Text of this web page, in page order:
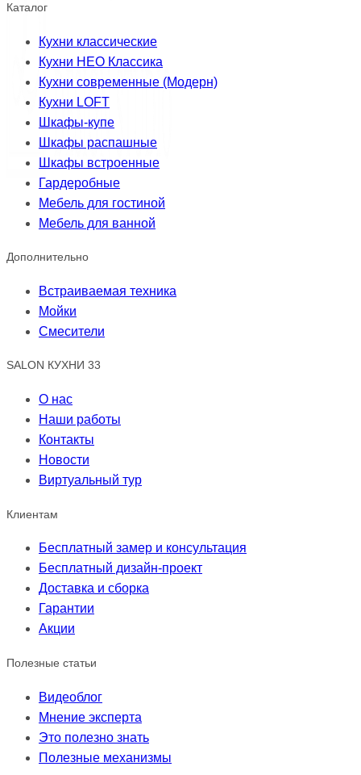
Каталог
Кухни классические
Кухни НЕО Классика
Кухни современные (Модерн)
Кухни LOFT
Шкафы-купе
Шкафы распашные
Шкафы встроенные
Гардеробные
Мебель для гостиной
Мебель для ванной
Дополнительно
Встраиваемая техника
Мойки
Смесители
SALON КУХНИ 33
О нас
Наши работы
Контакты
Новости
Виртуальный тур
Клиентам
Бесплатный замер и консультация
Бесплатный дизайн-проект
Доставка и сборка
Гарантии
Акции
Полезные статьи
Видеоблог
Мнение эксперта
Это полезно знать
Полезные механизмы